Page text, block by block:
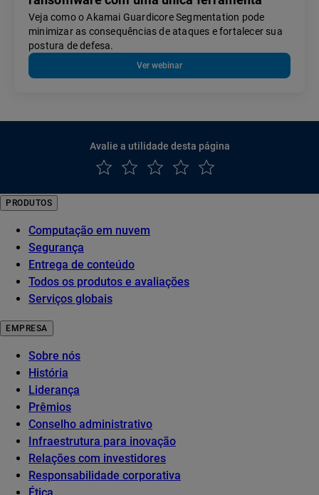
Veja como o Akamai Guardicore Segmentation pode
minimizar as consequências de ataques e fortalecer sua
postura de defesa.
Ver webinar
Avalie a utilidade desta página
PRODUTOS
Computação em nuvem
Segurança
Entrega de conteúdo
Todos os produtos e avaliações
Serviços globais
EMPRESA
Sobre nós
História
Liderança
Prêmios
Conselho administrativo
Infraestrutura para inovação
Relações com investidores
Responsabilidade corporativa